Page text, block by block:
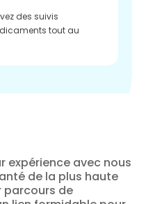
des suivis
tout au
expérience avec nous
de la plus haute
parcours de